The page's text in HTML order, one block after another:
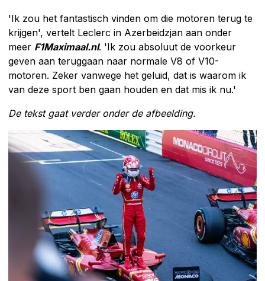
'Ik zou het fantastisch vinden om die motoren terug te
krijgen', vertelt Leclerc in Azerbeidzjan aan onder
meer F1Maximaal.nl. 'Ik zou absoluut de voorkeur
geven aan teruggaan naar normale V8 of V10-
motoren. Zeker vanwege het geluid, dat is waarom ik
van deze sport ben gaan houden en dat mis ik nu.'
De tekst gaat verder onder de afbeelding.